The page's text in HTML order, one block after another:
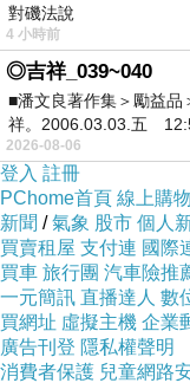
1.數位化與串流
台轉型
2.個性化行銷
行銷方案
對磯法說
4 小時前
◎吉祥_039~040
■潘文良著作集＞勵益
祥。2006.03.03.五
2026-08-06
登入 註冊
PChome首頁 線上購物
新聞 /氣象 股市 個人
買賣租屋 支付連 國際
買車 旅行團 汽車險推
一元簡訊 直播達人 數
買網址 虛擬主機 企業
廣告刊登 隱私權聲明
消費者保護 兒童網路